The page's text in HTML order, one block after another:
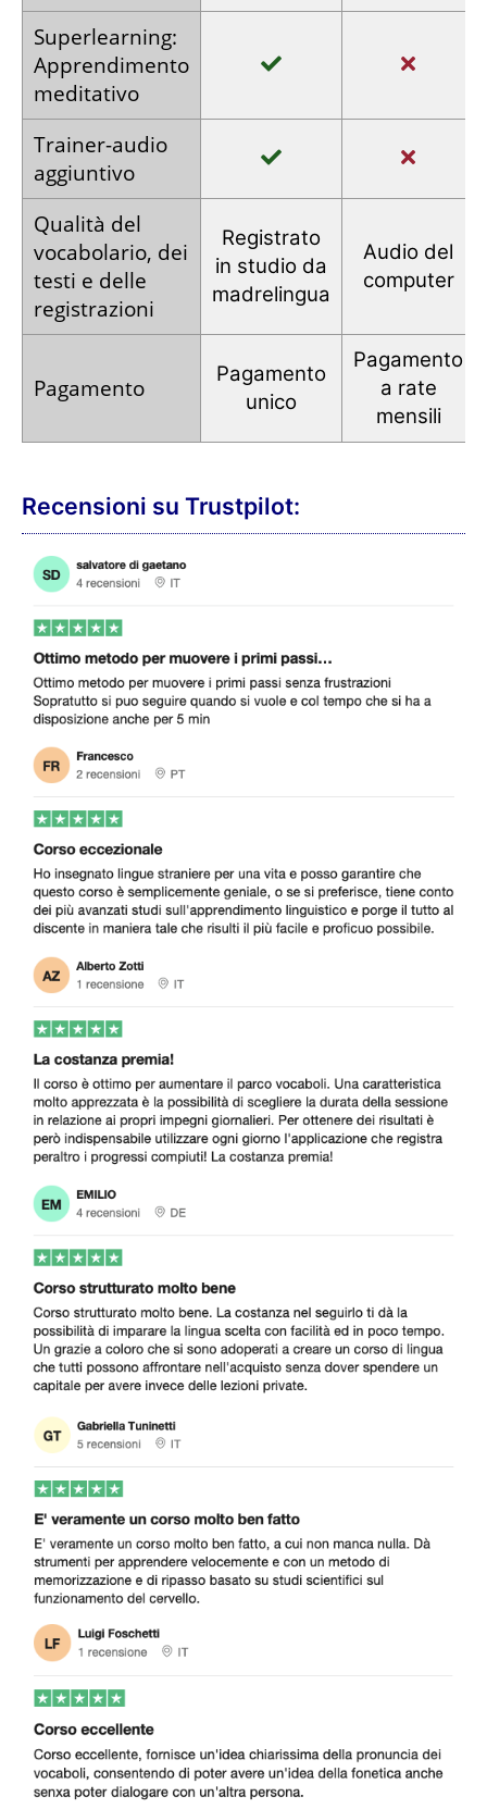
Super­learning:
Apprendimento
meditativo
Trainer-audio
aggiuntivo
Qualità del
vocabolario, dei
testi e delle
registrazioni
Registrato
in studio da
madrelingua
Audio del
computer
Pagamento
Pagamento
unico
Pagamento
a rate
mensili
Recensioni su Trustpilot: